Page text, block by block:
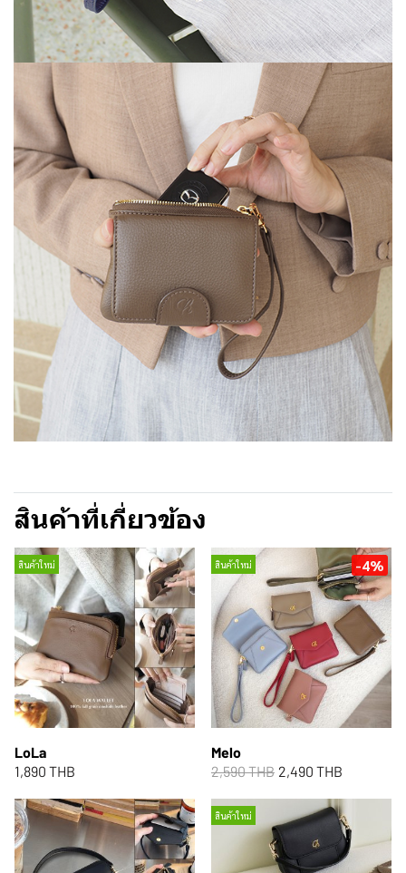
สินค้าที่เกี่ยวข้อง
สินค้าใหม่
LoLa
1,890 THB
สินค้าใหม่ -4%
Melo
2,590 THB 2,490 THB
สินค้าใหม่